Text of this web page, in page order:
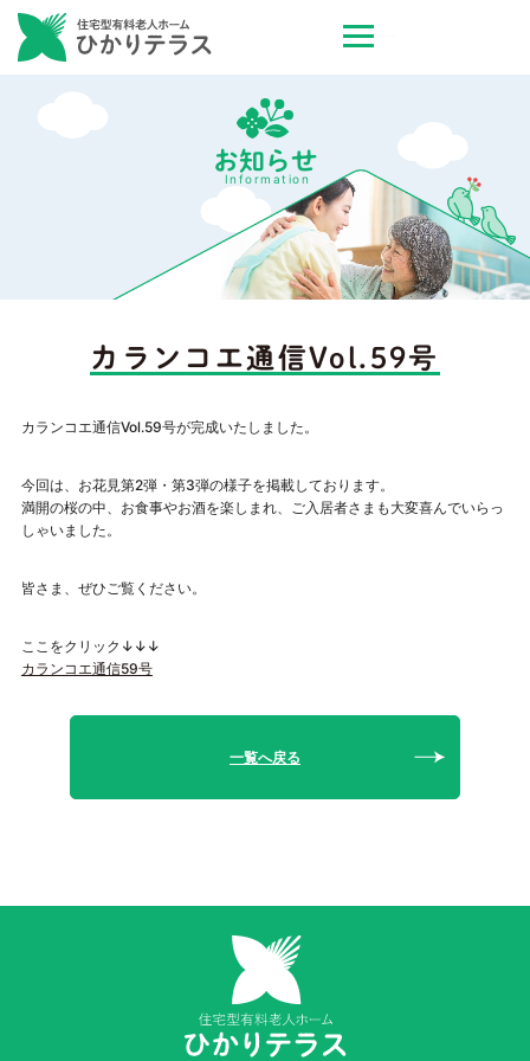
お知らせ
Information
カランコエ通信Vol.59号
カランコエ通信Vol.59号が完成いたしました。
今回は、お花見第2弾・第3弾の様子を掲載しております。
満開の桜の中、お食事やお酒を楽しまれ、ご入居者さまも大変喜んでいらっ
しゃいました。
皆さま、ぜひご覧ください。
ここをクリック↓↓↓
カランコエ通信59号
一覧へ戻る